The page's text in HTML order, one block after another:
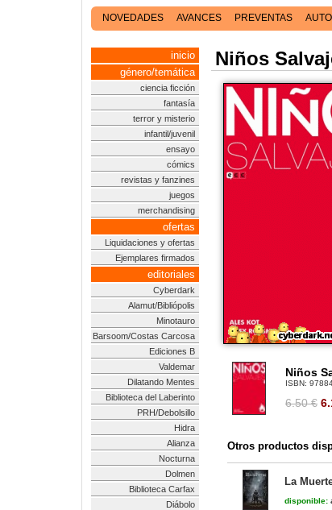
NOVEDADES AVANCES PREVENTAS
inicio
género/temática
ciencia ficción
fantasía
terror y misterio
infantil/juvenil
ensayo
cómics
revistas y fanzines
juegos
merchandising
ofertas
Liquidaciones y ofertas
Ejemplares firmados
editoriales
Cyberdark
Alamut/Bibliópolis
Minotauro
Barsoom/Costas Carcosa
Ediciones B
Valdemar
Dilatando Mentes
Biblioteca del Laberinto
PRH/Debolsillo
Hidra
Alianza
Nocturna
Dolmen
Biblioteca Carfax
Diábolo
Niños
Niños
ISBN:
6.50 €
Otros productos
La
disponible: